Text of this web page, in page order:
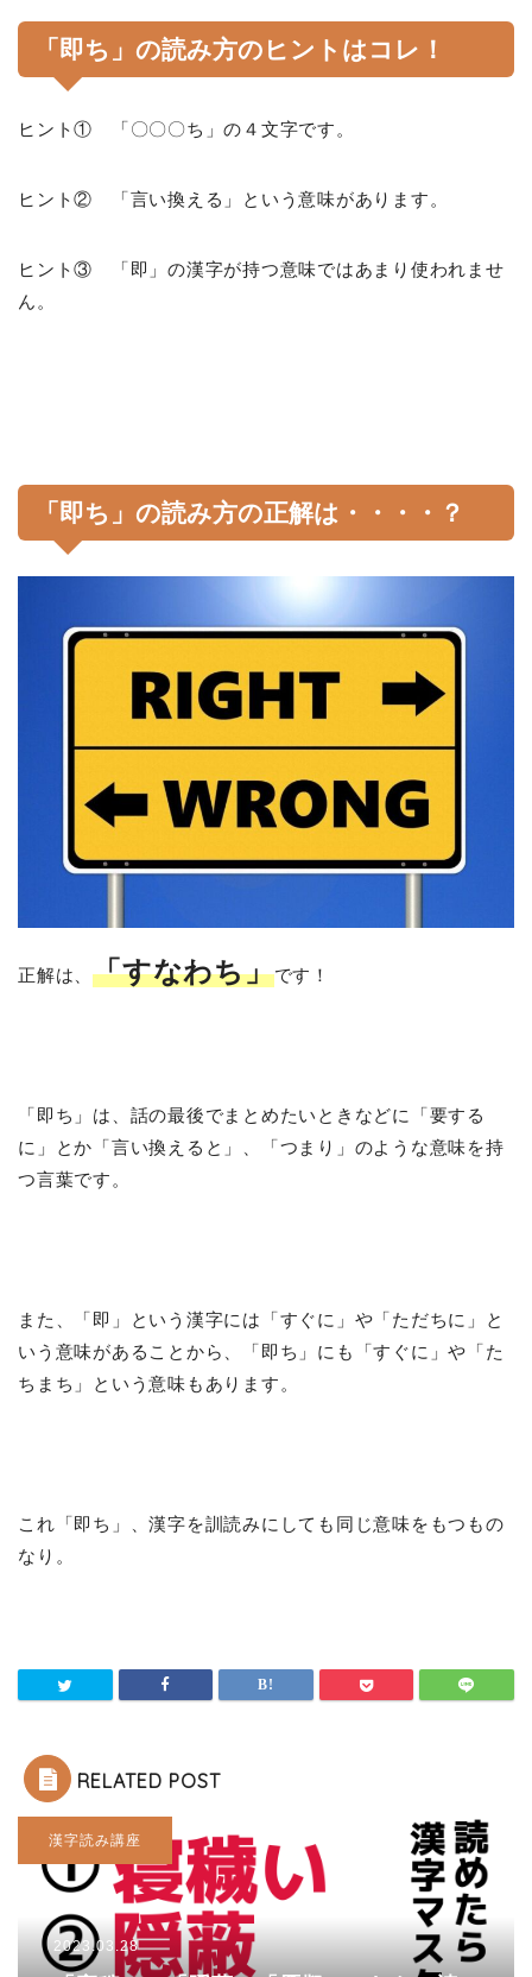
「即ち」の読み方のヒントはコレ！
ヒント① 「〇〇〇ち」の４文字です。
ヒント② 「言い換える」という意味があります。
ヒント③ 「即」の漢字が持つ意味ではあまり使われませ
ん。
「即ち」の読み方の正解は・・・・？
正解は、「すなわち」です！
「即ち」は、話の最後でまとめたいときなどに「要する
に」とか「言い換えると」、「つまり」のような意味を持
つ言葉です。
また、「即」という漢字には「すぐに」や「ただちに」と
いう意味があることから、「即ち」にも「すぐに」や「た
ちまち」という意味もあります。
これ「即ち」、漢字を訓読みにしても同じ意味をもつもの
なり。
RELATED POST
漢字読み講座
2023.03.28